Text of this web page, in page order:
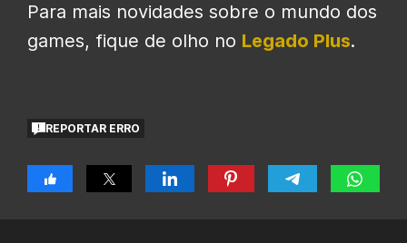
Para mais novidades sobre o mundo dos
games, fique de olho no Legado Plus.
REPORTAR ERRO